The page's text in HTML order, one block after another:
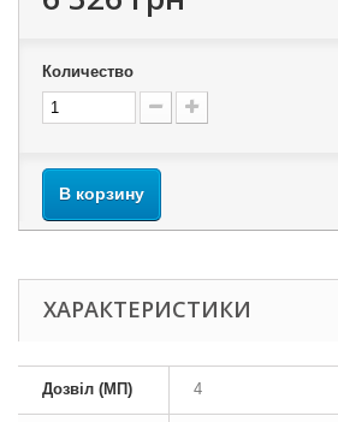
Количество
В корзину
ХАРАКТЕРИСТИКИ
Дозвіл (МП) 4